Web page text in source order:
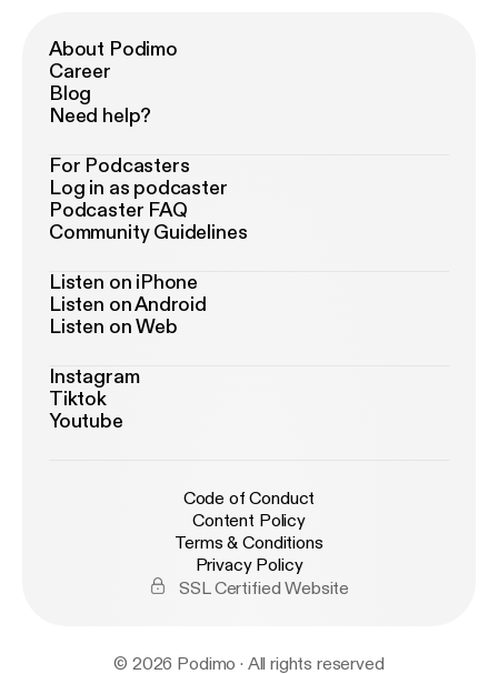
About Podimo
Career
Blog
Need help?
For Podcasters
Log in as podcaster
Podcaster FAQ
Community Guidelines
Listen on iPhone
Listen on Android
Listen on Web
Instagram
Tiktok
Youtube
Code of Conduct
Content Policy
Terms & Conditions
Privacy Policy
SSL Certified Website
© 2026 Podimo · All rights reserved